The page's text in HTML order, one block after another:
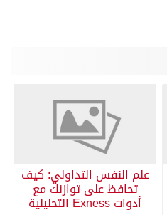
علم النفس التداولي: كيف
تحافظ على توازنك مع
أدوات Exness التحليلية